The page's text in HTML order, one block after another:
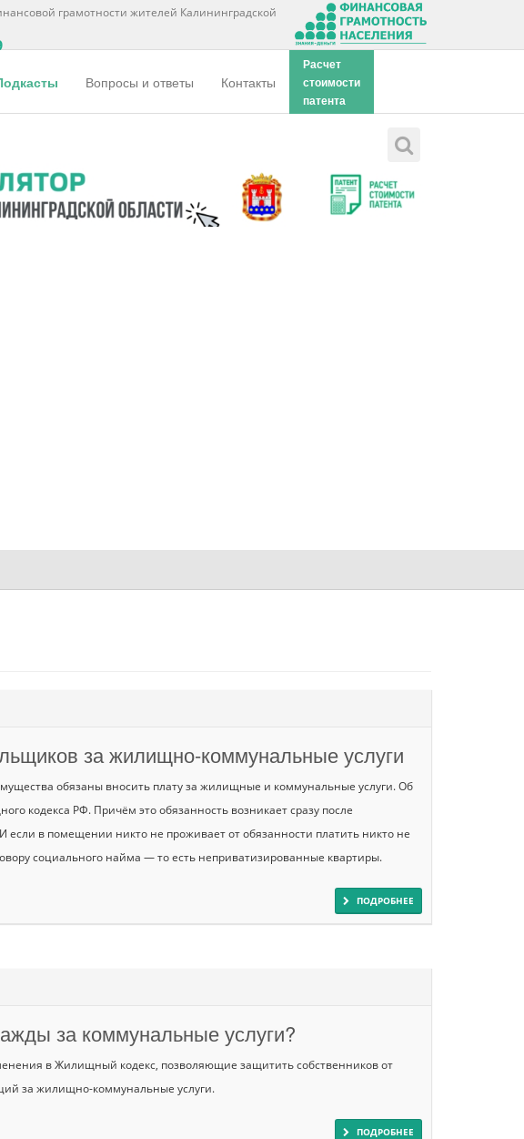
грамотности жителей Калининградской
Вопросы и ответы Контакты
Расчет
стоимости
патента
за жилищно-коммунальные услуги
обязаны вносить плату за жилищные и коммунальные услуги. Об
кодекса РФ. Причём это обязанность возникает сразу после
в помещении никто не проживает от обязанности платить никто не
социального найма — то есть неприватизированные квартиры.
ПОДРОБНЕЕ
за коммунальные услуги?
в Жилищный кодекс, позволяющие защитить собственников от
за жилищно-коммунальные услуги.
ПОДРОБНЕЕ